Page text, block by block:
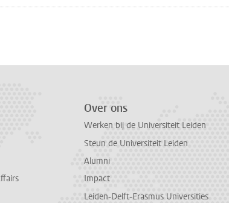
Over ons
Werken bij de Universiteit Leiden
Steun de Universiteit Leiden
Alumni
Impact
Leiden-Delft-Erasmus Universities